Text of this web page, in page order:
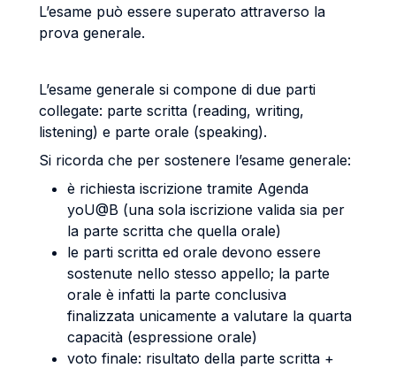
L’esame può essere superato attraverso la
prova generale.
L’esame generale si compone di due parti
collegate: parte scritta (reading, writing,
listening) e parte orale (speaking).
Si ricorda che per sostenere l’esame generale:
è richiesta iscrizione tramite Agenda
yoU@B (una sola iscrizione valida sia per
la parte scritta che quella orale)
le parti scritta ed orale devono essere
sostenute nello stesso appello; la parte
orale è infatti la parte conclusiva
finalizzata unicamente a valutare la quarta
capacità (espressione orale)
voto finale: risultato della parte scritta +